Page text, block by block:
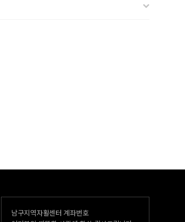
남구지역자활센터 계좌번호